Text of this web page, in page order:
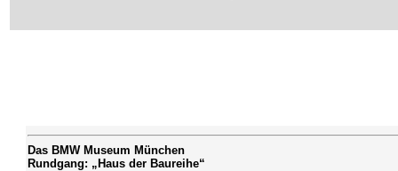
Das BMW Museum München
Rundgang: „Haus der Baureihe“